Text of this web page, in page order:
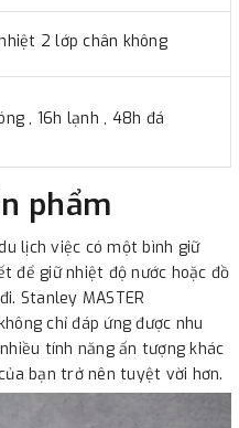
2 lớp chân không
, 16h lạnh , 48h đá
phẩm
lịch việc có một bình giữ
để giữ nhiệt độ nước hoặc đồ
Stanley MASTER
chỉ đáp ứng được nhu
tính năng ấn tượng khác
bạn trở nên tuyệt vời hơn.